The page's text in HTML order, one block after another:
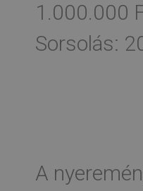
1.000.000
Sorsolás:
A